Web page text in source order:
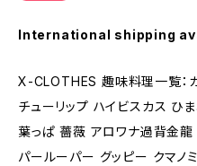
International shipping
X-CLOTHES 趣味料理一覧：
チューリップ ハイビスカス ひ
葉っぱ 薔薇 アロワナ過背金
パールーパー グッピー クマノ